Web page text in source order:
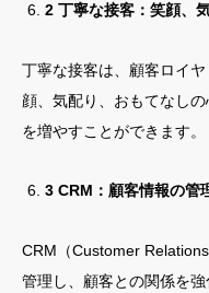
2 丁寧な接客：笑顔、
丁寧な接客は、顧客ロイ
顔、気配り、おもてなし
を増やすことができます。
3 CRM：顧客情報の管
CRM（Customer
管理し、顧客との関係を